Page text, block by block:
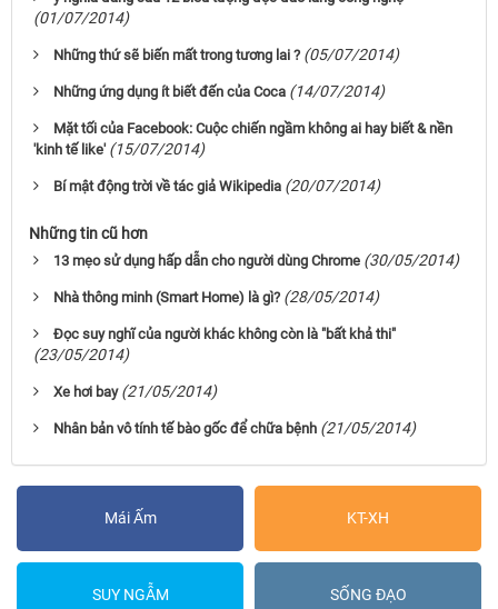
(01/07/2014)
Những thứ sẽ biến mất trong tương lai ? (05/07/2014)
Những ứng dụng ít biết đến của Coca (14/07/2014)
Mặt tối của Facebook: Cuộc chiến ngầm không ai hay biết & nền
'kinh tế like' (15/07/2014)
Bí mật động trời về tác giả Wikipedia (20/07/2014)
Những tin cũ hơn
13 mẹo sử dụng hấp dẫn cho người dùng Chrome (30/05/2014)
Nhà thông minh (Smart Home) là gì? (28/05/2014)
Đọc suy nghĩ của người khác không còn là "bất khả thi"
(23/05/2014)
Xe hơi bay (21/05/2014)
Nhân bản vô tính tế bào gốc để chữa bệnh (21/05/2014)
Mái Ấm KT-XH
SUY NGẪM SỐNG ĐẠO